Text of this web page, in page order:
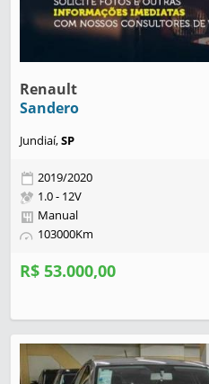
Renault
Sandero
Jundiaí,SP
2019/2020
1.0 - 12V
Manual
103000Km
R$ 53.000,00